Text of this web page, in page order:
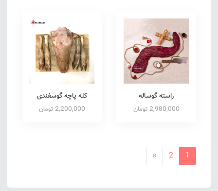
راسته گوساله
2,980,000 تومان
کله پاچه گوسفندی
2,200,000 تومان
1
2
»